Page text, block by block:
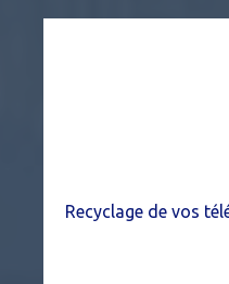
Recyclage de vos